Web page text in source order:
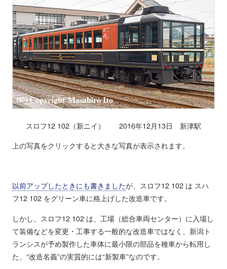
スロフ12 102（新ニイ） 2016年12月13日 新津駅
上の写真をクリックすると大きな写真が表示されます。
以前アップしたときにも書きましたが、スロフ12 102 は スハ
フ12 102 をグリーン車に格上げした改造車です。
しかし、スロフ12 102 は、工場（総合車両センター）に入場し
て装備などを変更・工事する一般的な改造車ではなく、新潟ト
ランシスが予め製作した車体に最小限の部品を種車から転用し
た、“改造名義”の実質的には“新製車”なのです。